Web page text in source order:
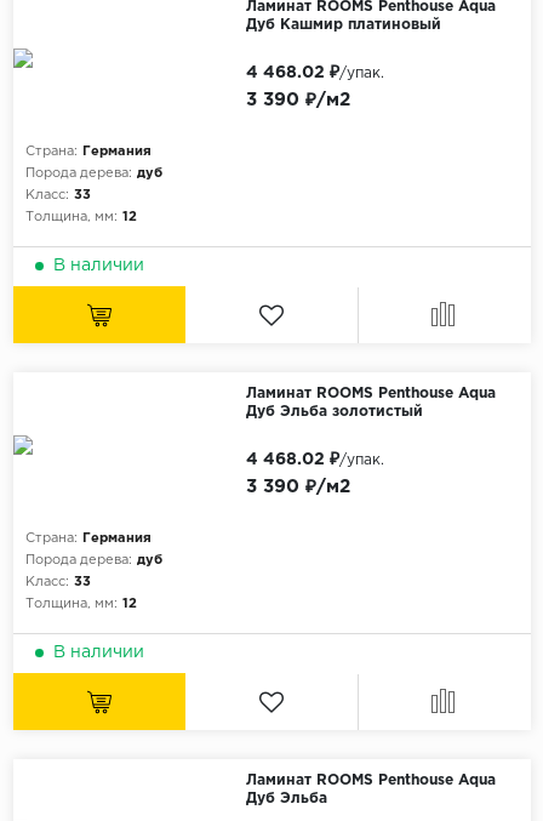
Ламинат ROOMS Penthouse Aqua
Дуб Кашмир платиновый
Страна:
Германия
Порода дерева: дуб
Класс: 33
Толщина, мм: 12
3 390 ₽/м2
4 468.02 ₽/упак.
В наличии
Ламинат ROOMS Penthouse Aqua
Дуб Эльба золотистый
Страна:
Германия
Порода дерева: дуб
Класс: 33
Толщина, мм: 12
3 390 ₽/м2
4 468.02 ₽/упак.
В наличии
Ламинат ROOMS Penthouse Aqua
Дуб Эльба